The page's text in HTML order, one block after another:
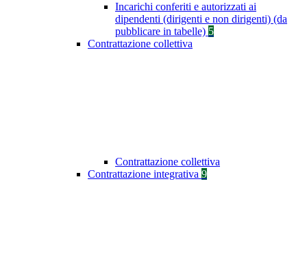
Incarichi conferiti e autorizzati ai
dipendenti (dirigenti e non dirigenti) (da
pubblicare in tabelle) 5
Contrattazione collettiva
Contrattazione collettiva
Contrattazione integrativa 9